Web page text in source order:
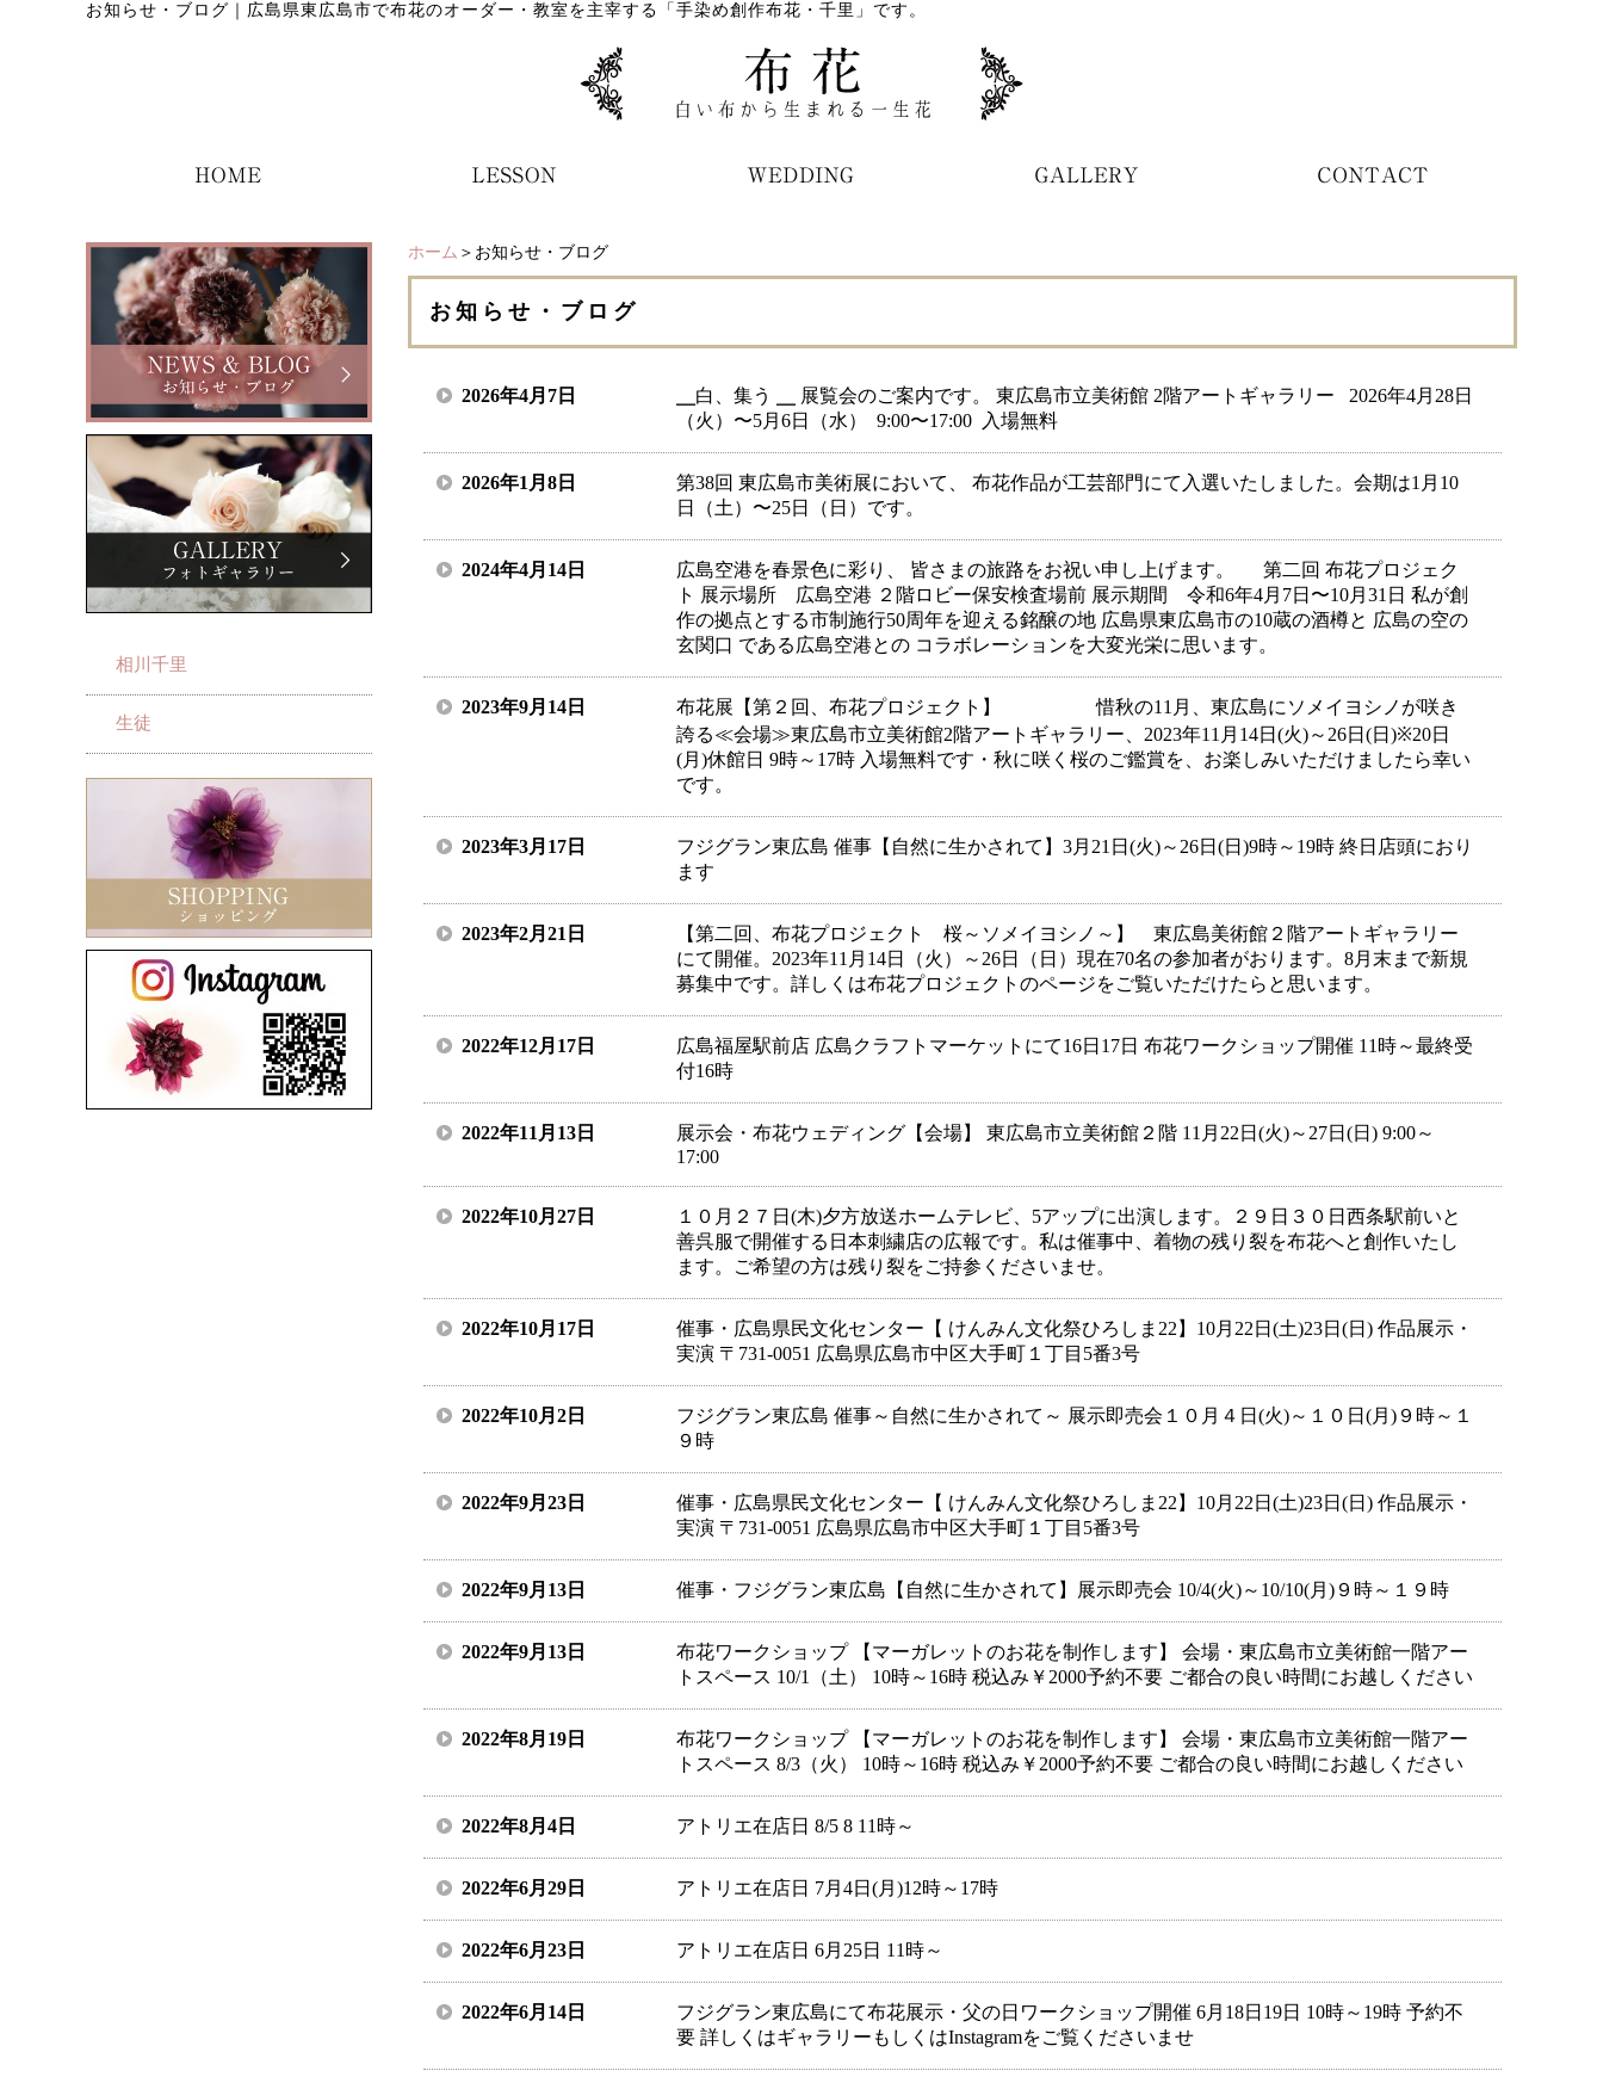
お知らせ・ブログ 広島県東広島市で布花のオーダー・教室を主宰する「手染め創作布花・千里」です。
ホーム ＞お知らせ・ブログ
お知らせ・ブログ
2026年4月7日
╴白、集う ╴⁡⁡ 展覧会のご案内です。 ⁡東広島市立美術館 2階アートギャラリー ⁡ ⁡ 2026年4月28日
（火）〜5月6日（水） ⁡ ⁡9:00〜17:00 ⁡ ⁡入場無料⁡
2026年1月8日
第38回 東広島市美術展において、 布花作品が工芸部門にて入選いたしました。会期は1月10
日（土）〜25日（日）です。
2024年4月14日
広島空港を春景色に彩り、 皆さまの旅路をお祝い申し上げます。 第二回 布花プロジェク
ト 展示場所 広島空港 ２階ロビー保安検査場前 展示期間 令和6年4月7日〜10月31日 私が創
作の拠点とする市制施行50周年を迎える銘醸の地 広島県東広島市の10蔵の酒樽と 広島の空の
玄関口 である広島空港との コラボレーションを大変光栄に思います。
2023年9月14日
布花展【第２回、布花プロジェクト】 惜秋の11月、東広島にソメイヨシノが咲き
誇る≪会場≫東広島市立美術館2階アートギャラリー、2023年11月14日(火)～26日(日)※20日
(月)休館日 9時～17時 入場無料です・秋に咲く桜のご鑑賞を、お楽しみいただけましたら幸い
です。
2023年3月17日
フジグラン東広島 催事【自然に生かされて】3月21日(火)～26日(日)9時～19時 終日店頭におり
ます
2023年2月21日
【第二回、布花プロジェクト 桜～ソメイヨシノ～】 東広島美術館２階アートギャラリー
にて開催。2023年11月14日（火）～26日（日）現在70名の参加者がおります。8月末まで新規
募集中です。詳しくは布花プロジェクトのページをご覧いただけたらと思います。
2022年12月17日
広島福屋駅前店 広島クラフトマーケットにて16日17日 布花ワークショップ開催 11時～最終受
付16時
2022年11月13日
展示会・布花ウェディング【会場】 東広島市立美術館２階 11月22日(火)～27日(日) 9:00～
17:00
2022年10月27日
１０月２７日(木)夕方放送ホームテレビ、5アップに出演します。２９日３０日西条駅前いと
善呉服で開催する日本刺繍店の広報です。私は催事中、着物の残り裂を布花へと創作いたし
ます。ご希望の方は残り裂をご持参くださいませ。
2022年10月17日
催事・広島県民文化センター【 けんみん文化祭ひろしま22】10月22日(土)23日(日) 作品展示・
実演 〒731-0051 広島県広島市中区大手町１丁目5番3号
2022年10月2日
フジグラン東広島 催事～自然に生かされて～ 展示即売会１０月４日(火)～１０日(月)９時～１
９時
2022年9月23日
催事・広島県民文化センター【 けんみん文化祭ひろしま22】10月22日(土)23日(日) 作品展示・
実演 〒731-0051 広島県広島市中区大手町１丁目5番3号
2022年9月13日 催事・フジグラン東広島【自然に生かされて】展示即売会 10/4(火)～10/10(月)９時～１９時
2022年9月13日
布花ワークショップ 【マーガレットのお花を制作します】 会場・東広島市立美術館一階アー
トスペース 10/1（土） 10時～16時 税込み￥2000予約不要 ご都合の良い時間にお越しください
2022年8月19日
布花ワークショップ 【マーガレットのお花を制作します】 会場・東広島市立美術館一階アー
トスペース 8/3（火） 10時～16時 税込み￥2000予約不要 ご都合の良い時間にお越しください
2022年8月4日 アトリエ在店日 8/5 8 11時～
2022年6月29日 アトリエ在店日 7月4日(月)12時～17時
2022年6月23日 アトリエ在店日 6月25日 11時～
2022年6月14日
フジグラン東広島にて布花展示・父の日ワークショップ開催 6月18日19日 10時～19時 予約不
要 詳しくはギャラリーもしくはInstagramをご覧くださいませ
相川千里
生徒